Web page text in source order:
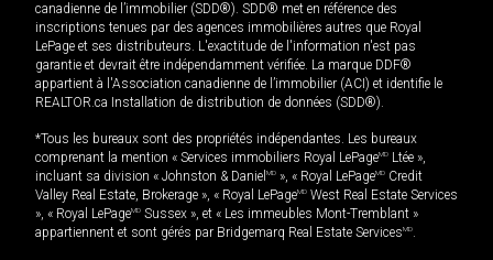
canadienne de l’immobilier (SDD®). SDD® met en référence des
inscriptions tenues par des agences immobilières autres que Royal
LePage et ses distributeurs. L'exactitude de l'information n'est pas
garantie et devrait être indépendamment vérifiée. La marque DDF®
appartient à l'Association canadienne de l’immobilier (ACI) et identifie le
REALTOR.ca Installation de distribution de données (SDD®).
*Tous les bureaux sont des propriétés indépendantes. Les bureaux
comprenant la mention « Services immobiliers Royal LePageMD Ltée »,
incluant sa division « Johnston & Daniel MD », « Royal LePageMD Credit
Valley Real Estate, Brokerage », « Royal LePageMD West Real Estate Services
», « Royal LePageMD Sussex », et « Les immeubles Mont-Tremblant »
appartiennent et sont gérés par Bridgemarq Real Estate ServicesMD.